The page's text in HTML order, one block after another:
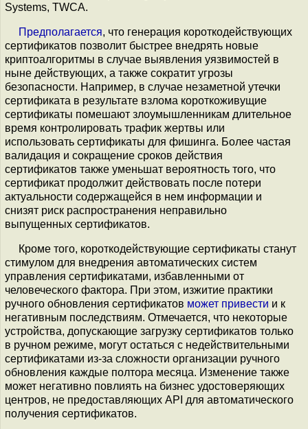
Systems, TWCA.
Предполагается, что генерация короткодействующих
сертификатов позволит быстрее внедрять новые
криптоалгоритмы в случае выявления уязвимостей в
ныне действующих, а также сократит угрозы
безопасности. Например, в случае незаметной утечки
сертификата в результате взлома короткоживущие
сертификаты помешают злоумышленникам длительное
время контролировать трафик жертвы или
использовать сертификаты для фишинга. Более частая
валидация и сокращение сроков действия
сертификатов также уменьшат вероятность того, что
сертификат продолжит действовать после потери
актуальности содержащейся в нем информации и
снизят риск распространения неправильно
выпущенных сертификатов.
Кроме того, короткодействующие сертификаты станут
стимулом для внедрения автоматических систем
управления сертификатами, избавленными от
человеческого фактора. При этом, изжитие практики
ручного обновления сертификатов может привести и к
негативным последствиям. Отмечается, что некоторые
устройства, допускающие загрузку сертификатов только
в ручном режиме, могут остаться с недействительными
сертификатами из-за сложности организации ручного
обновления каждые полтора месяца. Изменение также
может негативно повлиять на бизнес удостоверяющих
центров, не предоставляющих API для автоматического
получения сертификатов.